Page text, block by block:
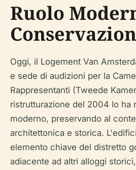
Ruolo
Oggi, il Logement Van
e sede di audizioni per la
Rappresentanti (Tweede
ristrutturazione del 2004 lo ha
moderno, preservando al
architettonica e storica.
elemento chiave del distretto
adiacente ad altri alloggi